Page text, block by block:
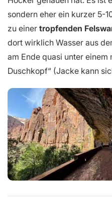
sondern eher ein kurzer 5-
zu einer tropfenden
dort wirklich Wasser aus
am Ende quasi unter einem
Duschkopf“ (Jacke kann